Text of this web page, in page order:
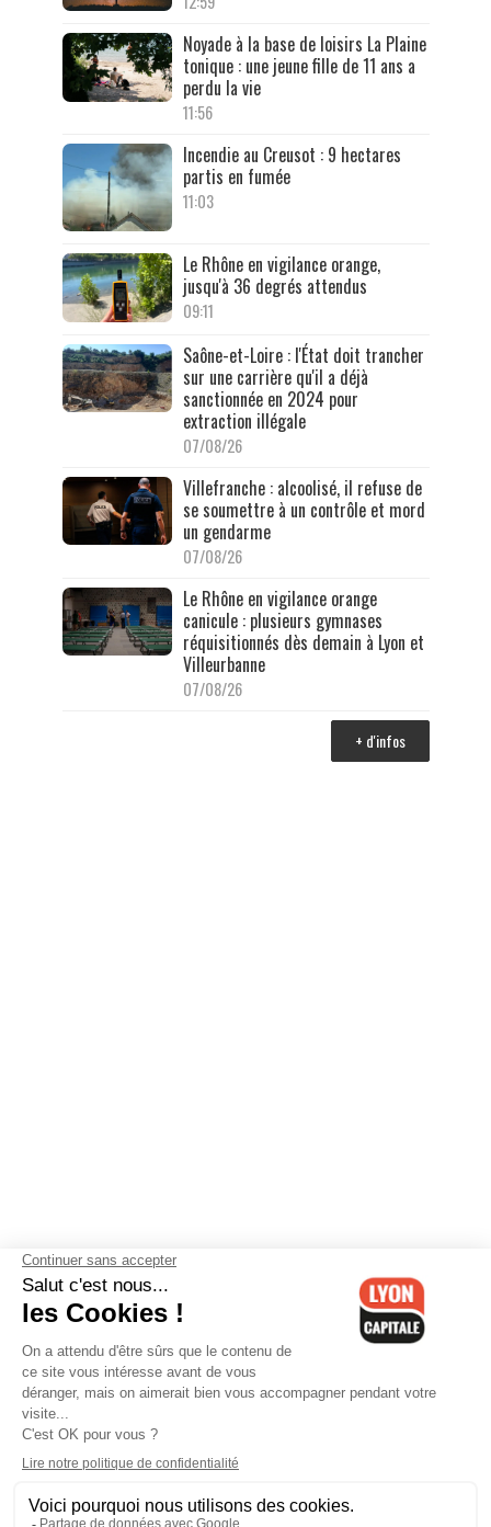
Noyade à la base de loisirs La Plaine
tonique : une jeune fille de 11 ans a
perdu la vie
11:56
Incendie au Creusot : 9 hectares
partis en fumée
11:03
Le Rhône en vigilance orange,
jusqu'à 36 degrés attendus
09:11
Saône-et-Loire : l'État doit trancher
sur une carrière qu'il a déjà
sanctionnée en 2024 pour
extraction illégale
07/08/26
Villefranche : alcoolisé, il refuse de
se soumettre à un contrôle et mord
un gendarme
07/08/26
Le Rhône en vigilance orange
canicule : plusieurs gymnases
réquisitionnés dès demain à Lyon et
Villeurbanne
07/08/26
+ d'infos
Contactez-nous-Mentions légales-CGV-Politique de